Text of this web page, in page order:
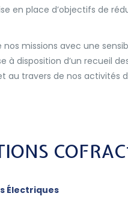
en place d’objectifs de
nos missions avec une
à disposition d’un recueil
au travers de nos activités
Électriques